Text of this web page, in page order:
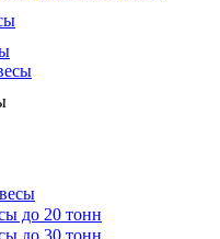
до 20 тонн
до 30 тонн